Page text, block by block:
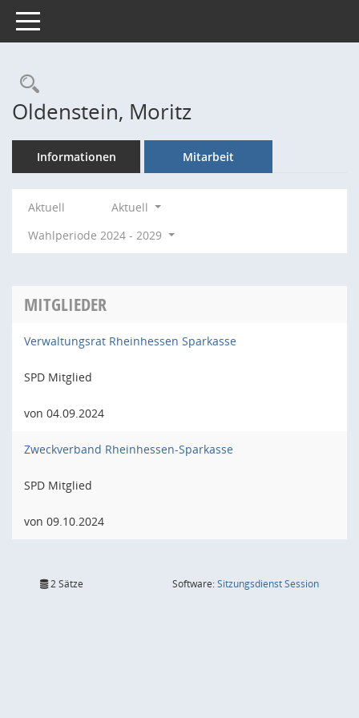
Toggle navigation
Rechercheauswahl
Oldenstein, Moritz
Informationen Mitarbeit
Aktuell
Aktuell
Wahlperiode 2024 - 2029
MITGLIEDER
Verwaltungsrat Rheinhessen Sparkasse
SPD Mitglied
von 04.09.2024
Zweckverband Rheinhessen-Sparkasse
SPD Mitglied
von 09.10.2024
2 Sätze Software:SitzungsdienstSession(Wird in